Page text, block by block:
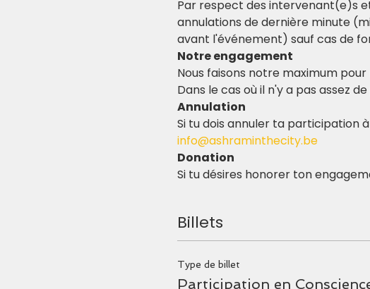
Par respect des intervenant(e)s
annulations de dernière minute
avant l'événement) sauf cas de
Notre engagement
Nous faisons notre maximum
Dans le cas où il n'y a pas assez
Annulation
Si tu dois annuler ta participation
info@ashraminthecity.be
Donation
Si tu désires honorer ton
Billets
Type de billet
Participation en